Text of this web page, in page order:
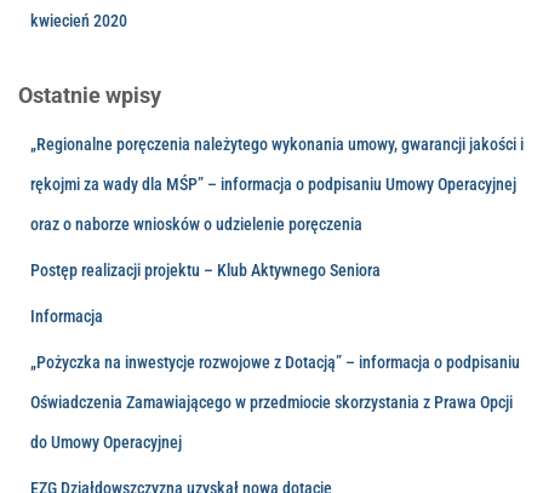
kwiecień 2020
Ostatnie wpisy
„Regionalne poręczenia należytego wykonania umowy, gwarancji jakości i
rękojmi za wady dla MŚP” – informacja o podpisaniu Umowy Operacyjnej
oraz o naborze wniosków o udzielenie poręczenia
Postęp realizacji projektu – Klub Aktywnego Seniora
Informacja
„Pożyczka na inwestycje rozwojowe z Dotacją” – informacja o podpisaniu
Oświadczenia Zamawiającego w przedmiocie skorzystania z Prawa Opcji
do Umowy Operacyjnej
EZG Działdowszczyzna uzyskał nową dotację